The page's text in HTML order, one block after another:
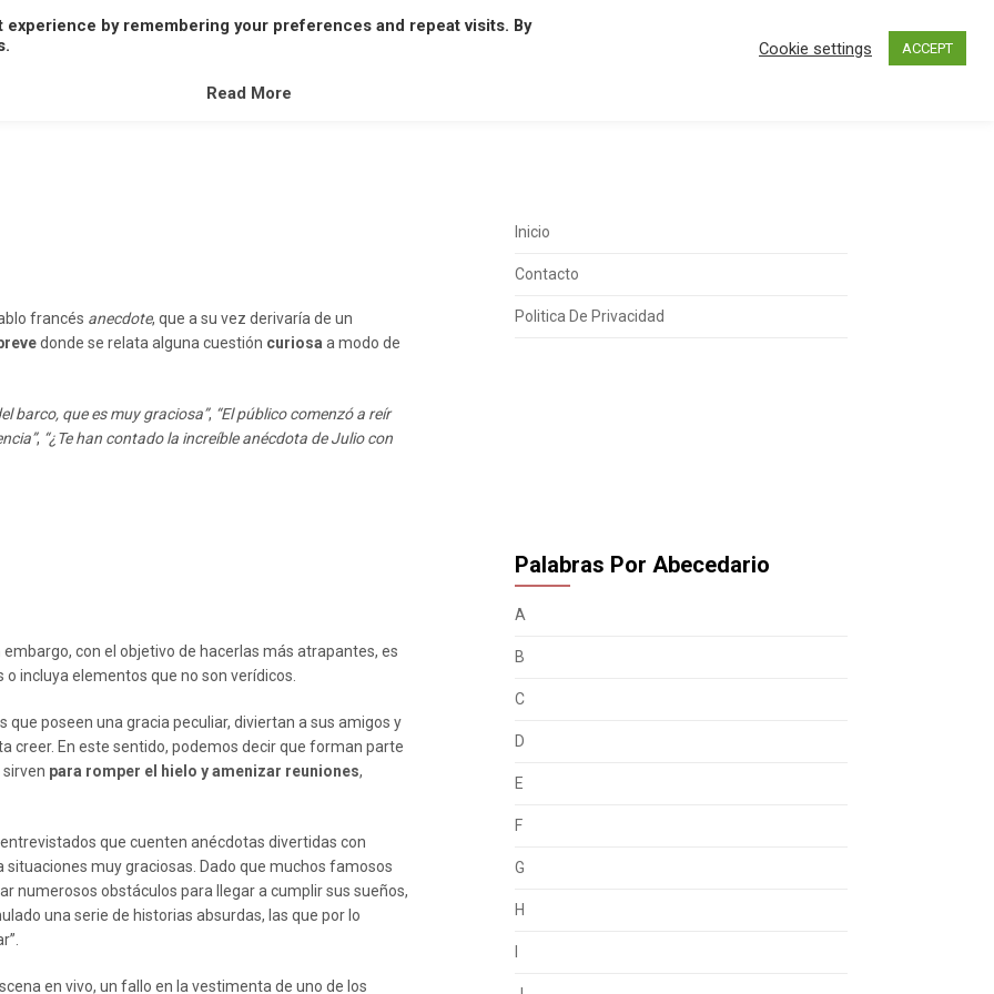
A B C D E F G H I J K L M N
francés anecdote, que a su vez derivaría de un
donde se relata alguna cuestión curiosa a modo de
barco, que es muy graciosa”, “El público comenzó a reír
, “¿Te han contado la increíble anécdota de Julio con
embargo, con el objetivo de hacerlas más atrapantes, es
incluya elementos que no son verídicos.
poseen una gracia peculiar, diviertan a sus amigos y
creer. En este sentido, podemos decir que forman parte
para romper el hielo y amenizar reuniones,
que cuenten anécdotas divertidas con
muy graciosas. Dado que muchos famosos
numerosos obstáculos para llegar a cumplir sus sueños,
una serie de historias absurdas, las que por lo
en vivo, un fallo en la vestimenta de uno de los
Inicio
Contacto
Politica De Privacidad
Palabras Por Abecedario
A
B
C
D
E
F
G
H
by remembering your preferences and repeat visits. By
Cookie settings ACCEPT
Read More